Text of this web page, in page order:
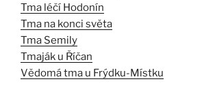
Tma léčí Hodonín
Tma na konci světa
Tma Semily
Tmaják u Říčan
Vědomá tma u Frýdku-Místku